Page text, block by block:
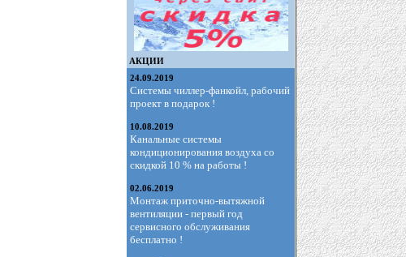
АКЦИИ
24.09.2019
Системы чиллер-фанкойл, рабочий
проект в подарок !
10.08.2019
Канальные системы
кондиционирования воздуха со
скидкой 10 % на работы !
02.06.2019
Монтаж приточно-вытяжной
вентиляции - первый год
сервисного обслуживания
бесплатно !